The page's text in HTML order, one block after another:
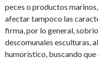
peces o productos
afectar tampoco las
firma, por lo general,
descomunales esculturas,
humorístico, buscando